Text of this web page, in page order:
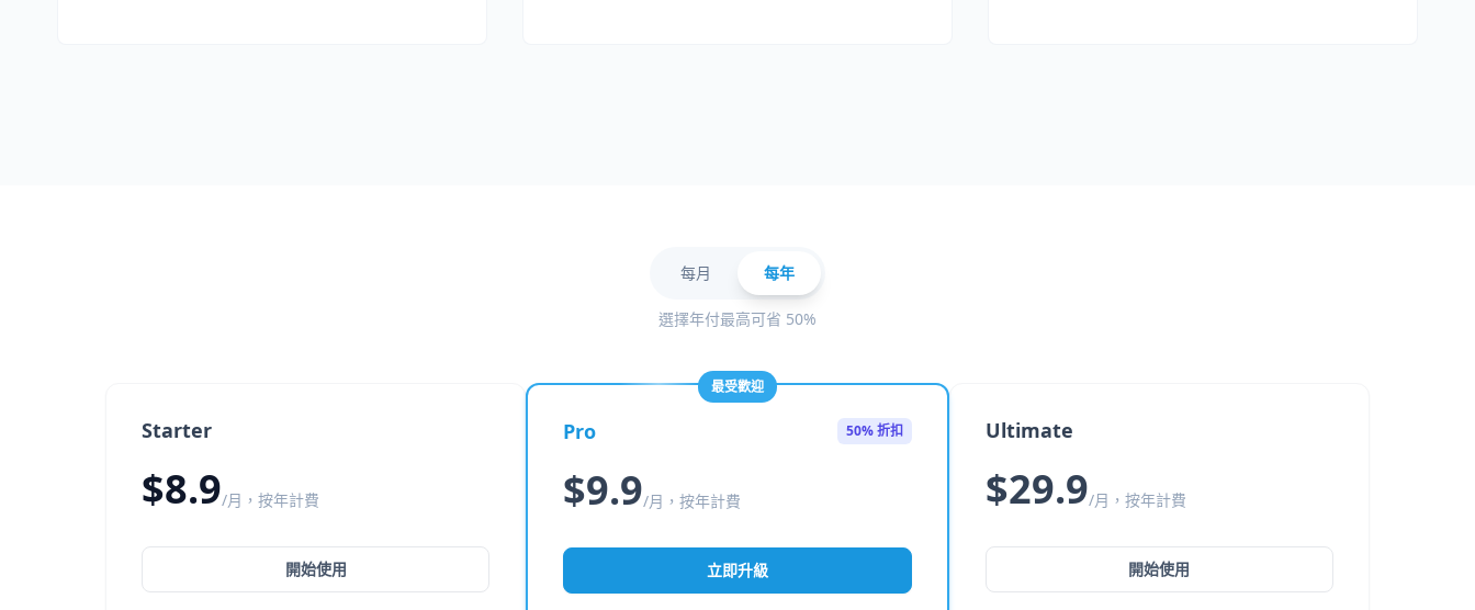
每月 每年
選擇年付最高可省 50%
Starter
$8.9/月，按年計費
開始使用
最受歡迎
Pro 50% 折扣
$9.9/月，按年計費
立即升級
Ultimate
$29.9/月，按年計費
開始使用